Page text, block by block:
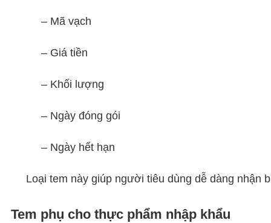
– Mã vạch
– Giá tiền
– Khối lượng
– Ngày đóng gói
– Ngày hết hạn
Loại tem này giúp người tiêu dùng dễ dàng nhận
Tem phụ cho thực phẩm nhập khẩu